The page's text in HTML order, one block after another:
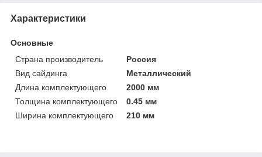
Характеристики
Основные
Страна производитель
Россия
Вид сайдинга
Металлический
Длина комплектующего
2000 мм
Толщина комплектующего
0.45 мм
Ширина комплектующего
210 мм